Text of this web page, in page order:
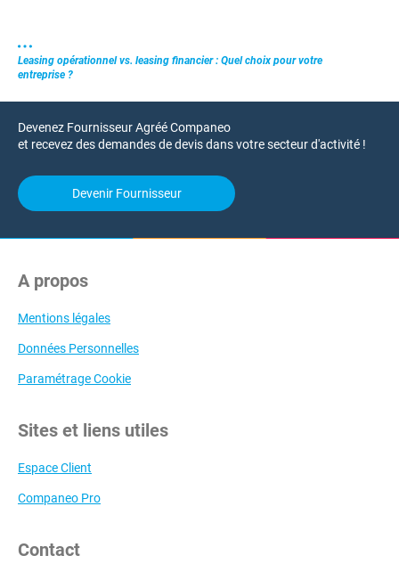
Leasing opérationnel vs. leasing financier : Quel choix pour votre
entreprise ?
Devenez Fournisseur Agréé Companeo
et recevez des demandes de devis dans votre secteur d'activité !
Devenir Fournisseur
A propos
Mentions légales
Données Personnelles
Paramétrage Cookie
Sites et liens utiles
Espace Client
Companeo Pro
Contact